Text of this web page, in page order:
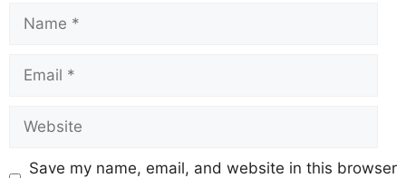
Save my name, email, and website in this browser